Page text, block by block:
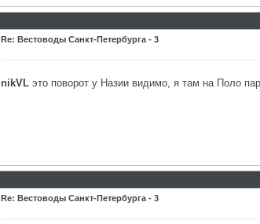
Re: Вестоводы Санкт-Петербурга - 3
nikVL это поворот у Назии видимо, я там на Поло
Re: Вестоводы Санкт-Петербурга - 3